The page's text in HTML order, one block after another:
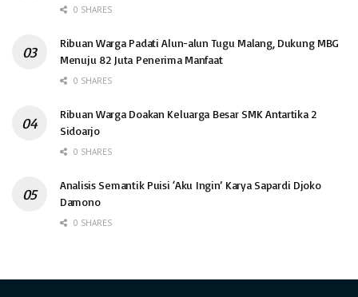
0 SHARES
Ribuan Warga Padati Alun-alun Tugu Malang, Dukung MBG
Menuju 82 Juta Penerima Manfaat
0 SHARES
Ribuan Warga Doakan Keluarga Besar SMK Antartika 2
Sidoarjo
0 SHARES
Analisis Semantik Puisi ‘Aku Ingin’ Karya Sapardi Djoko
Damono
0 SHARES